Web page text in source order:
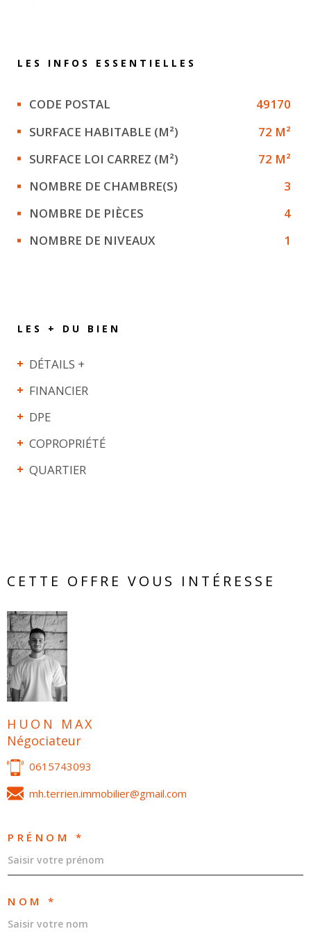
LES INFOS ESSENTIELLES
Caractérisque Valeurs
CODE POSTAL
49170
SURFACE HABITABLE (M²)
72 M²
SURFACE LOI CARREZ (M²)
72 M²
NOMBRE DE CHAMBRE(S)
3
NOMBRE DE PIÈCES
4
NOMBRE DE NIVEAUX
1
LES + DU BIEN
DÉTAILS +
FINANCIER
DPE
COPROPRIÉTÉ
QUARTIER
CETTE OFFRE VOUS INTÉRESSE
HUON MAX
Négociateur
0615743093
mh.terrien.immobilier@gmail.com
PRÉNOM *
NOM *